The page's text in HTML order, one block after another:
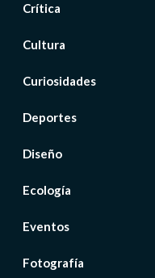
Crítica
Cultura
Curiosidades
Deportes
Diseño
Ecología
Eventos
Fotografía